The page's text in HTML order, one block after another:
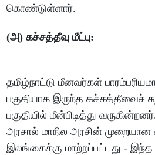
கொண்டுள்ளார்.
(அ) கச்சத்தீவு மீட்பு:
தமிழ்நாட்டு மீனவர்கள்
பகுதியாக இருந்த கச்சத்தீவைச்
பகுதியில் மீன்பிடித்து
அரசால் மாநில அரசின் முறையான
இலங்கைக்கு மாற்றப்பட்டது - இந்த